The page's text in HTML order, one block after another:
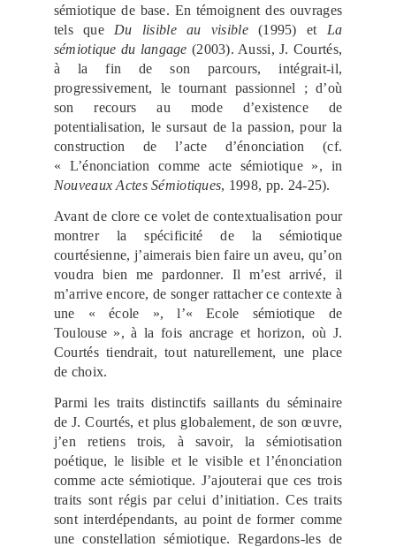
sémiotique de base. En témoignent des ouvrages
tels que Du lisible au visible(1995) et La
sémiotique du langage (2003). Aussi, J. Courtés,
à la fin de son parcours, intégrait-il,
progressivement, le tournant passionnel ; d’où
son recours au mode d’existence de
potentialisation, le sursaut de la passion, pour la
construction de l’acte d’énonciation (cf.
« L’énonciation comme acte sémiotique », in
Nouveaux Actes Sémiotiques, 1998, pp. 24-25).
Avant de clore ce volet de contextualisation pour
montrer la spécificité de la sémiotique
courtésienne, j’aimerais bien faire un aveu, qu’on
voudra bien me pardonner. Il m’est arrivé, il
m’arrive encore, de songer rattacher ce contexte à
une « école », l’« Ecole sémiotique de
Toulouse », à la fois ancrage et horizon, où J.
Courtés tiendrait, tout naturellement, une place
de choix.
Parmi les traits distinctifs saillants du séminaire
de J. Courtés, et plus globalement, de son œuvre,
j’en retiens trois, à savoir, la sémiotisation
poétique, le lisible et le visible et l’énonciation
comme acte sémiotique. J’ajouterai que ces trois
traits sont régis par celui d’initiation. Ces traits
sont interdépendants, au point de former comme
une constellation sémiotique. Regardons-les de